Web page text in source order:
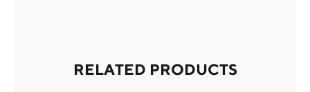
RELATED PRODUCTS